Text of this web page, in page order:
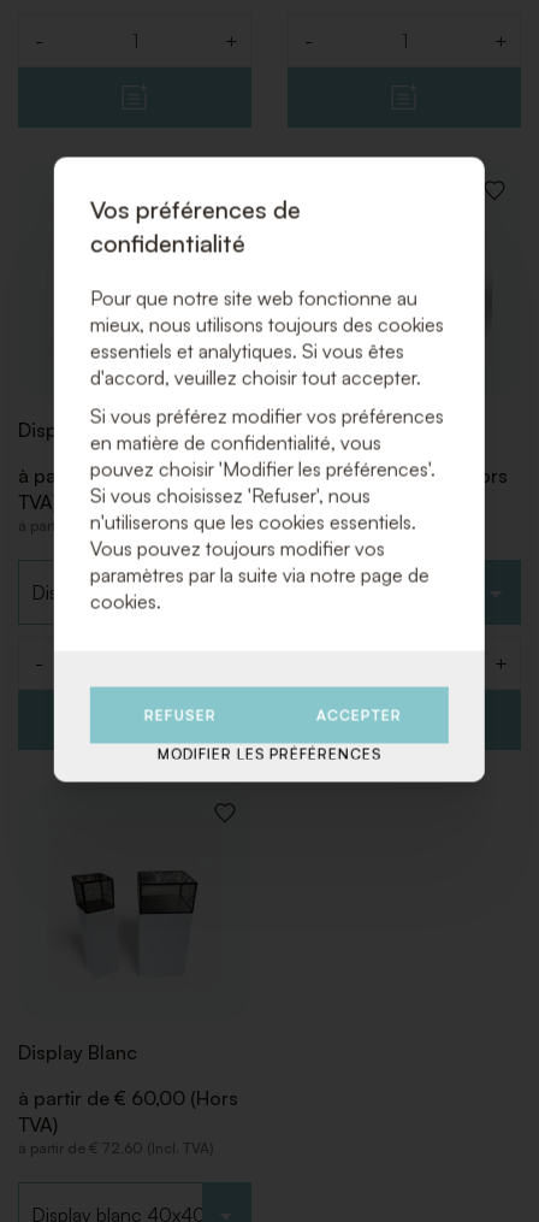
- + - +
AJOUTER
À
LA
SOUHAITS
Display Noir
à partir de € 60,00 (Hors
TVA)
à partir de € 72,60 (Incl. TVA)
Choisir le type
-
Display Massive
à partir de € 60,00 (Hors
TVA)
à partir de € 72,60 (Incl. TVA)
Choisir le type
+
AJOUTER
Display Blanc
à partir de € 60,00 (Hors
TVA)
à partir de € 72,60 (Incl. TVA)
Vos préférences de
confidentialité
Pour que notre site web fonctionne au
mieux, nous utilisons toujours des cookies
essentiels et analytiques. Si vous êtes
d'accord, veuillez choisir tout accepter.
Si vous préférez modifier vos préférences
en matière de confidentialité, vous
pouvez choisir 'Modifier les préférences'.
Si vous choisissez 'Refuser', nous
n'utiliserons que les cookies essentiels.
Vous pouvez toujours modifier vos
paramètres par la suite via notre page de
cookies.
REFUSER ACCEPTER
MODIFIER LES PRÉFÉRENCES